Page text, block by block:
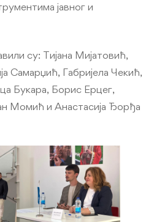
јавног и
су: Тијана Мијатовић,
Габријела Чекић,
Букара, Борис Ерцег,
Момић и Анастасија Ђорђа